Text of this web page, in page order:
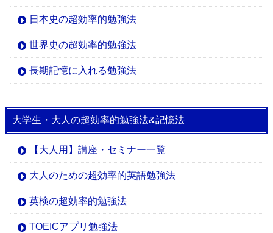
日本史の超効率的勉強法
世界史の超効率的勉強法
長期記憶に入れる勉強法
大学生・大人の超効率的勉強法&記憶法
【大人用】講座・セミナー一覧
大人のための超効率的英語勉強法
英検の超効率的勉強法
TOEICアプリ勉強法